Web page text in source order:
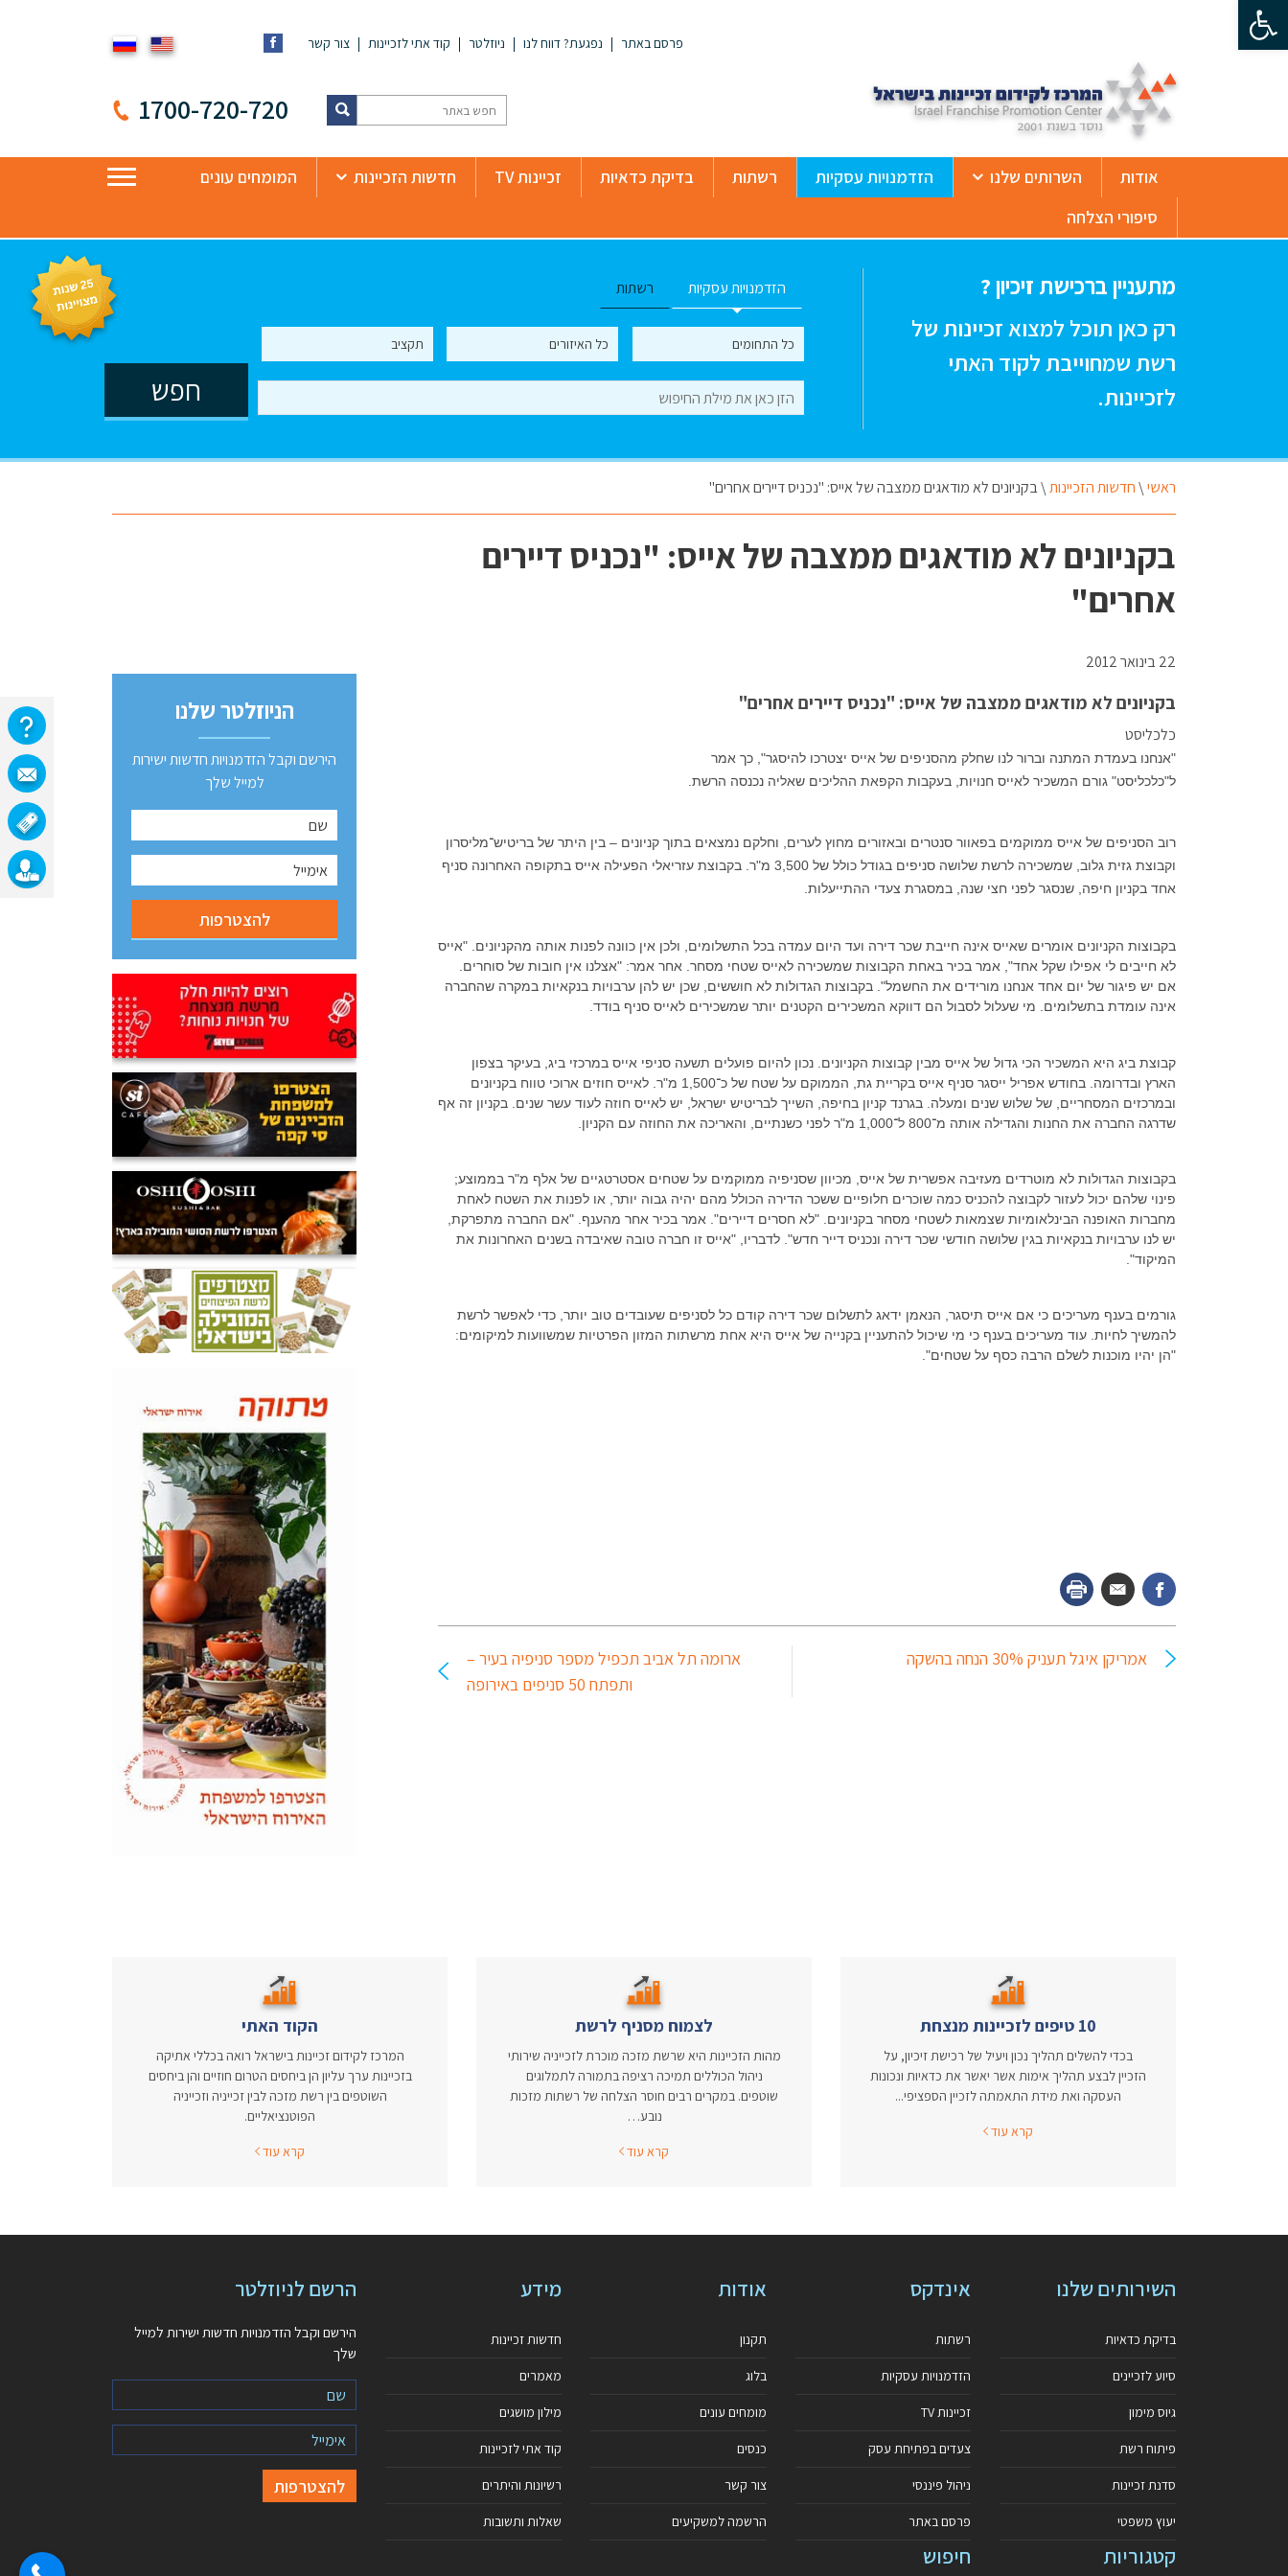
פתח סרגל נגישות
פרסם באתר נפגעת? דווח לנו ניוזלטר קוד אתי לזכיינות צור קשר
1700-720-720
אודות השרותים שלנו הזדמנויות עסקיות רשתות בדיקת כדאיות זכיינות TV חדשות הזכיינות
המומחים עונים
סיפורי הצלחה
מתעניין ברכישת זיכיון ?
רק כאן תוכל למצוא זכיינות של
רשת שמחוייבת לקוד האתי
לזכיינות.
הזדמנויות עסקיות רשתות
ראשי\חדשות הזכיינות\בקניונים לא מודאגים ממצבה של אייס: "נכניס דיירים אחרים"
בקניונים לא מודאגים ממצבה של אייס: "נכניס דיירים
אחרים"
22 בינואר 2012
בקניונים לא מודאגים ממצבה של אייס: "נכניס דיירים אחרים"
כלכליסט
"אנחנו בעמדת המתנה וברור לנו שחלק מהסניפים של אייס יצטרכו להיסגר", כך אמר
ל"כלכליסט" גורם המשכיר לאייס חנויות, בעקבות הקפאת ההליכים שאליה נכנסה הרשת.
רוב הסניפים של אייס ממוקמים בפאוור סנטרים ובאזורים מחוץ לערים, וחלקם נמצאים בתוך קניונים – בין היתר של בריטיש־מליסרון
וקבוצת גזית
גלוב, שמשכירה לרשת שלושה סניפים בגודל כולל של 3,500 מ"ר. בקבוצת עזריאלי הפעילה אייס בתקופה האחרונה סניף
אחד בקניון חיפה, שנסגר לפני חצי שנה, במסגרת צעדי ההתייעלות.
בקבוצות הקניונים אומרים שאייס אינה חייבת שכר דירה ועד היום עמדה בכל התשלומים, ולכן אין כוונה לפנות אותה מהקניונים. "אייס
לא חייבים לי אפילו שקל אחד", אמר בכיר באחת הקבוצות שמשכירה לאייס שטחי מסחר. אחר אמר: "אצלנו אין חובות של סוחרים.
אם יש פיגור של יום אחד אנחנו מורידים את החשמל". בקבוצות הגדולות לא חוששים, שכן יש להן ערבויות בנקאיות במקרה שהחברה
אינה עומדת בתשלומים. מי שעלול לסבול הם דווקא המשכירים הקטנים יותר שמשכירים לאייס סניף בודד.
קבוצת ביג היא המשכיר הכי גדול של אייס מבין קבוצות הקניונים. נכון להיום פועלים תשעה סניפי אייס במרכזי ביג, בעיקר בצפון
הארץ ובדרומה. בחודש אפריל ייסגר סניף אייס בקריית גת, הממוקם על שטח של כ־1,500 מ"ר. לאייס חוזים ארוכי טווח בקניונים
ובמרכזים המסחריים, של שלוש שנים ומעלה. בגרנד קניון בחיפה, השייך לבריטיש ישראל, יש לאייס חוזה לעוד עשר שנים. בקניון זה אף
שדרגה החברה את החנות והגדילה אותה מ־800 ל־1,000 מ"ר לפני כשנתיים, והאריכה את החוזה עם הקניון.
בקבוצות הגדולות לא מוטרדים מעזיבה אפשרית של אייס, מכיוון שסניפיה ממוקמים על שטחים אסטרטגיים של אלף מ"ר בממוצע;
פינוי שלהם יכול לעזור לקבוצה להכניס כמה שוכרים חלופיים ששכר הדירה הכולל מהם יהיה גבוה יותר, או לפנות את השטח לאחת
מחברות האופנה הבינלאומיות שצמאות לשטחי מסחר בקניונים. "לא חסרים דיירים". אמר בכיר אחר מהענף. "אם החברה מתפרקת,
יש לנו ערבויות בנקאיות בגין שלושה חודשי שכר דירה ונכניס דייר חדש". לדבריו, "אייס זו חברה טובה שאיבדה בשנים האחרונות את
המיקוד".
גורמים בענף מעריכים כי אם אייס תיסגר, הנאמן ידאג לתשלום שכר דירה קודם כל לסניפים שעובדים טוב יותר, כדי לאפשר לרשת
להמשיך לחיות. עוד מעריכים בענף כי מי שיכול להתעניין בקנייה של אייס היא אחת מרשתות המזון הפרטיות שמשוועות למיקומים:
"הן יהיו מוכנות לשלם הרבה כסף על שטחים".
אמריקן איגל תעניק 30% הנחה בהשקה
ארומה תל אביב תכפיל מספר סניפיה בעיר –
ותפתח 50 סניפים באירופה
הניוזלטר שלנו
הירשם וקבל הזדמנויות חדשות ישירות
למייל שלך
10 טיפים לזכיינות מנצחת
בכדי להשלים תהליך נכון ויעיל של רכישת זיכיון, על
הזכיין לבצע תהליך אימות אשר יאשר את כדאיות ונכונות
העסקה ואת מידת התאמתה לזכיין הספציפי...
קרא עוד
לצמוח מסניף לרשת
מהות הזכיינות היא שרשת מזכה מוכרת לזכייניה שירותי
ניהול הכוללים תמיכה רציפה בתמורה לתמלוגים
שוטפים. במקרים רבים חוסר הצלחה של רשתות מזכות
נובע…
קרא עוד
הקוד האתי
המרכז לקידום זכיינות בישראל רואה בכללי אתיקה
בזכיינות ערך עליון הן ביחסים הטרום חוזיים והן ביחסים
השוטפים בין רשת מזכה לבין זכייניה וזכייניה
הפוטנציאליים.
קרא עוד
השירותים שלנו
בדיקת כדאיות
סיוע לזכיינים
גיוס מימון
פיתוח רשת
סדנת זכיינות
יעוץ משפטי
אינדקס
רשתות
הזדמנויות עסקיות
זכיינות TV
צעדים בפתיחת עסק
ניהול פיננסי
פרסם באתר
אודות
תקנון
בלוג
מומחים עונים
כנסים
צור קשר
הרשמה למשקיעים
מידע
חדשות זכיינות
מאמרים
מילון מושגים
קוד אתי לזכיינות
רשיונות והיתרים
שאלות ותשובות
קטגוריות חיפוש
הרשם לניוזלטר
הירשם וקבל הזדמנויות חדשות ישירות למייל
שלך